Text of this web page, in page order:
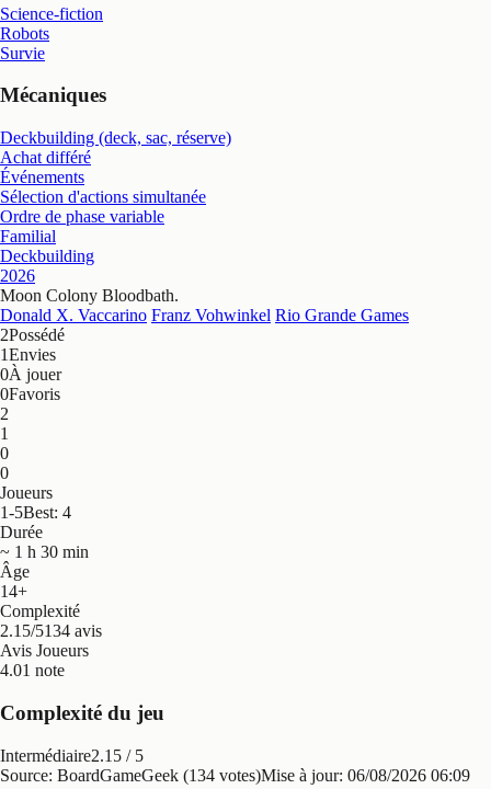
Science-fiction
Robots
Survie
Mécaniques
Deckbuilding (deck, sac, réserve)
Achat différé
Événements
Sélection d'actions simultanée
Ordre de phase variable
Familial
Deckbuilding
2026
Moon Colony Bloodbath.
Donald X. Vaccarino Franz Vohwinkel Rio Grande Games
2Possédé
1Envies
0À jouer
0Favoris
2
1
0
0
Joueurs
1-5Best: 4
Durée
~ 1 h 30 min
Âge
14+
Complexité
2.15/5134 avis
Avis Joueurs
4.01 note
Complexité du jeu
Intermédiaire2.15 / 5
Source: BoardGameGeek (134 votes)Mise à jour: 06/08/2026 06:09